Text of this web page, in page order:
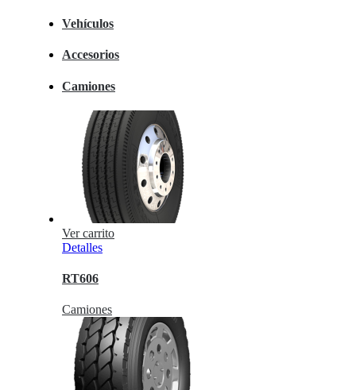
Vehículos
Accesorios
Camiones
Ver carrito
Detalles
RT606
Camiones